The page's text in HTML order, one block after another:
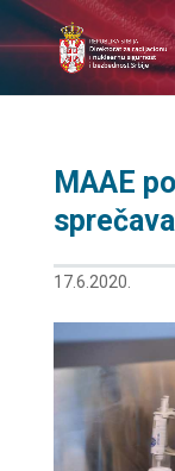
MAAE
17.6.2020.